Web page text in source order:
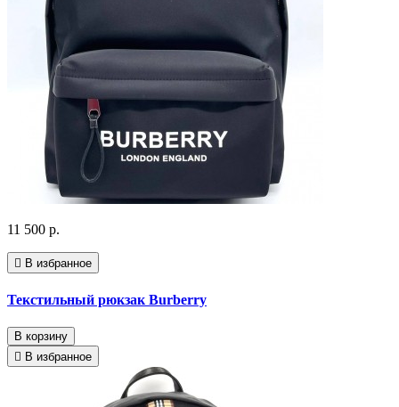
11 500 р.
В избранное
Текстильный рюкзак Burberry
В корзину
В избранное